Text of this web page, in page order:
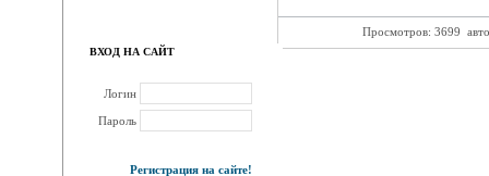
ВХОД НА САЙТ
Логин
Пароль
Регистрация на сайте!
Просмотров: 3699